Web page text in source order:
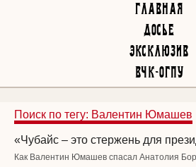
Главная
Досье
Эксклюзив
ВЧК-ОГПУ
Поиск по тегу: Валентин Юмашев
«Чубайс – это стержень для
Как Валентин Юмашев спасал Анатолия